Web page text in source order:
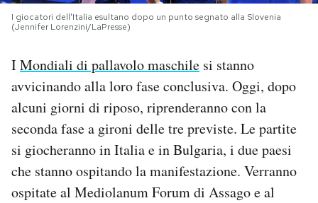
CALENDARIO
AREA PERSONALE
Area Personale
Newsletter
Notifiche mobile
I giocatori dell'Italia esultano dopo un punto segnato alla Slovenia
(Jennifer Lorenzini/LaPresse)
IMondiali di pallavolo maschile si stanno
avvicinando alla loro fase conclusiva. Oggi, dopo
alcuni giorni di riposo, riprenderanno con la
seconda fase a gironi delle tre previste. Le partite
si giocheranno in Italia e in Bulgaria, i due paesi
che stanno ospitando la manifestazione. Verranno
ospitate al Mediolanum Forum di Assago e al